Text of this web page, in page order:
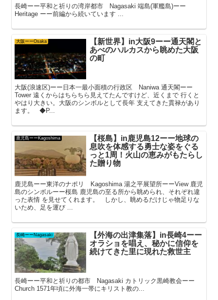
長崎ーー平和と祈りの湾岸都市 Nagasaki 端島(軍艦島)ーー
Heritage ーー前編から続いています ...
大阪ーーOsaka
【新世界】in大阪9ーー通天閣と
あべのハルカスから眺めた大阪
の町
大阪(浪速区)ーー日本一最小面積の行政区 Naniwa 通天閣ーー
Tower 遠くからはちらちら見えてたんですけど、近くまで 行くと
やはり大きい。大阪のシンボルとして長年 支えてきた貫禄があり
ます。 ◆P...
鹿児島ーーKagoshima
【桜島】in鹿児島12ーー地球の
息吹を体感する勇士な姿をぐる
っと1周！火山の恵みがもたらし
た贈り物
鹿児島ーー東洋のナポリ Kagoshima 湯之平展望所ーーView 鹿児
島のシンボルーー桜島 鹿児島の至る所から眺められ、それぞれ違
った表情 を見せてくれます。 しかし、眺めるだけじゃ物足りな
いため、足を運び ...
長崎ーーNagasaki
【外海の出津集落】in長崎4ーー
オラショを唱え、秘かに信仰を
続けてきた里に現れた救世主
長崎ーー平和と祈りの都市 Nagasaki カトリック黒崎教会ーー
Church 1571年頃に外海一帯にキリスト教の...